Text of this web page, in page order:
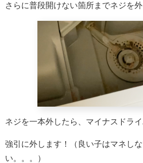
さらに普段開けない箇所までネジを外
ネジを一本外したら、マイナスドライ
強引に外します！（良い子はマネし
い。。。）